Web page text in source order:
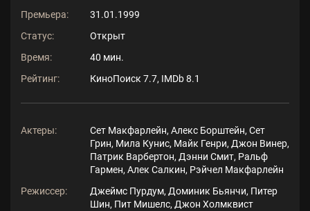
Премьера:
31.01.1999
Статус:
Открыт
Время:
40 мин.
Рейтинг:
КиноПоиск 7.7, IMDb 8.1
Актеры:
Сет Макфарлейн, Алекс Борштейн, Сет
Грин, Мила Кунис, Майк Генри, Джон Винер,
Патрик Варбертон, Дэнни Смит, Ральф
Гармен, Алек Салкин, Рэйчел Макфарлейн
Режиссер:
Джеймс Пурдум, Доминик Бьянчи, Питер
Шин, Пит Мишелс, Джон Холмквист